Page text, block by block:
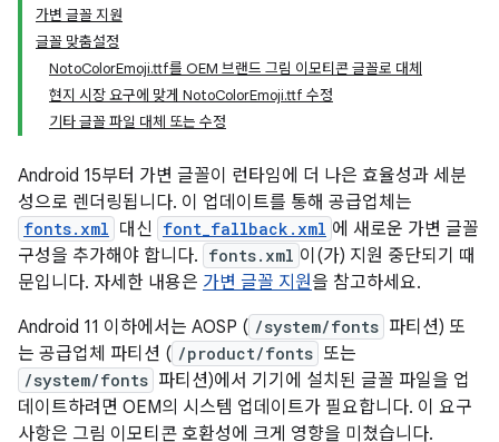
가변 글꼴 지원
글꼴 맞춤설정
NotoColorEmoji.ttf를 OEM 브랜드 그림 이모티콘 글꼴로 대체
현지 시장 요구에 맞게 NotoColorEmoji.ttf 수정
기타 글꼴 파일 대체 또는 수정
Android 15부터 가변 글꼴이 런타임에 더 나은 효율성과 세분
성으로 렌더링됩니다. 이 업데이트를 통해 공급업체는
fonts.xml 대신 font_fallback.xml 에 새로운 가변 글꼴
구성을 추가해야 합니다. fonts.xml 이(가) 지원 중단되기 때
문입니다. 자세한 내용은 가변 글꼴 지원을 참고하세요.
Android 11 이하에서는 AOSP ( /system/fonts 파티션) 또
는 공급업체 파티션 ( /product/fonts 또는
/system/fonts 파티션)에서 기기에 설치된 글꼴 파일을 업
데이트하려면 OEM의 시스템 업데이트가 필요합니다. 이 요구
사항은 그림 이모티콘 호환성에 크게 영향을 미쳤습니다.